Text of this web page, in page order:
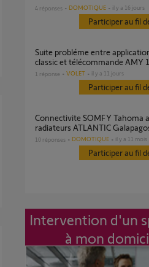
4 réponses DOMOTIQUE il y a 16 jours
Participer au fil
Suite probléme entre application TAHOMA
classic et télécommande AMY
1 réponse VOLET il y a 11 jours
Participer au fil
Connectivite SOMFY Tahoma avec
radiateurs ATLANTIC
10 réponses DOMOTIQUE il y a 11 mois
Participer au fil
Intervention d'un
à mon